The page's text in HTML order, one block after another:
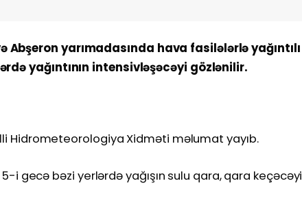
Abşeron yarımadasında hava fasilələrlə yağıntılı
yağıntının intensivləşəcəyi gözlənilir.
Hidrometeorologiya Xidməti məlumat yayıb.
i gecə bəzi yerlərdə yağışın sulu qara, qara keçəcəyi